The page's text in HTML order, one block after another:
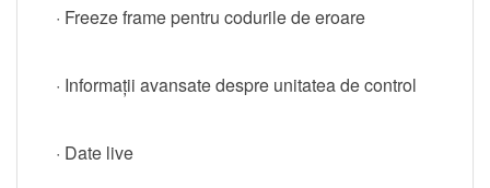
· Freeze frame pentru codurile de eroare
· Informații avansate despre unitatea de control
· Date live